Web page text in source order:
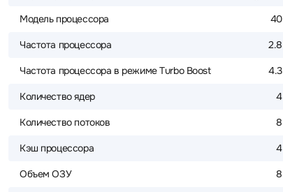
Модель процессора 40
Частота процессора 2.8
Частота процессора в режиме Turbo Boost 4.3
Количество ядер 4
Количество потоков 8
Кэш процессора 4
Объем ОЗУ 8